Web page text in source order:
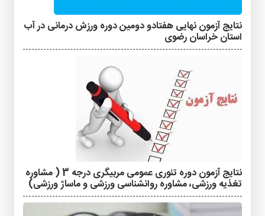
نتایج آزمون نهایی هفتادو دومین دوره ورزش درمانی در آب
استان خراسان رضوی
نتایج آزمون دوره تئوری عمومی مربیگری درجه 3 ( مشاوره
تغذیه ورزشی، مشاوره روانشناسی ورزشی و ماساژ ورزشی)